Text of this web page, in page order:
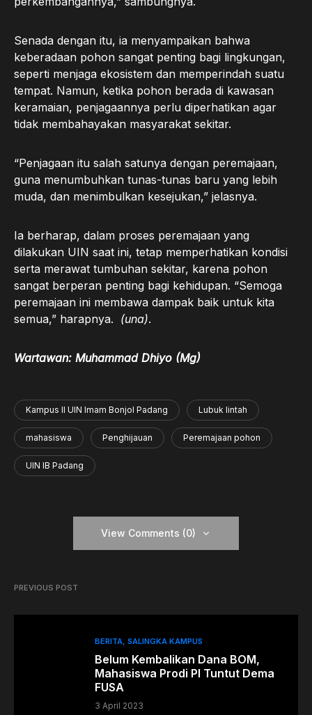
Senada dengan itu, ia menyampaikan bahwa
keberadaan pohon sangat penting bagi lingkungan,
seperti menjaga ekosistem dan memperindah suatu
tempat. Namun, ketika pohon berada di kawasan
keramaian, penjagaannya perlu diperhatikan agar
tidak membahayakan masyarakat sekitar.
“Penjagaan itu salah satunya dengan peremajaan,
guna menumbuhkan tunas-tunas baru yang lebih
muda, dan menimbulkan kesejukan,” jelasnya.
Ia berharap, dalam proses peremajaan yang
dilakukan UIN saat ini, tetap memperhatikan kondisi
serta merawat tumbuhan sekitar, karena pohon
sangat berperan penting bagi kehidupan. “Semoga
peremajaan ini membawa dampak baik untuk kita
semua,” harapnya. (una).
Wartawan: Muhammad Dhiyo (Mg)
Kampus II UIN Imam Bonjol Padang Lubuk lintah
mahasiswa Penghijauan Peremajaan pohon
UIN IB Padang
View Comments (0)
PREVIOUS POST
BERITA SALINGKA KAMPUS
Belum Kembalikan Dana BOM,
Mahasiswa Prodi PI Tuntut Dema
FUSA
3 April 2023